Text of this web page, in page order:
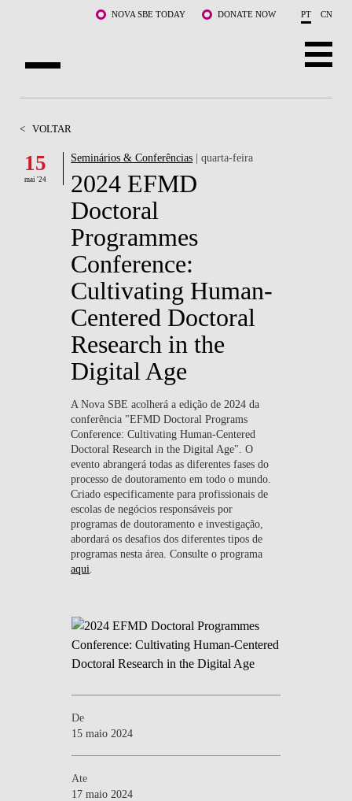
Saltar para o conteúdo principalNOVA SBE TODAY DONATE NOW PT CN
DOCENTES E INVESTIGAÇÃO
COMUNIDADE
LIFE AT NOVA SBE
WHAT'S HAPPENING
< VOLTAR
15
mai '24
Seminários & Conferências | quarta-feira
2024 EFMD
Doctoral
Programmes
Conference:
Cultivating Human-
Centered Doctoral
Research in the
Digital Age
A Nova SBE acolherá a edição de 2024 da
conferência "EFMD Doctoral Programs
Conference: Cultivating Human-Centered
Doctoral Research in the Digital Age". O
evento abrangerá todas as diferentes fases do
processo de doutoramento em todo o mundo.
Criado especificamente para profissionais de
escolas de negócios responsáveis ​​por
programas de doutoramento e investigação,
abordará os desafios dos diferentes tipos de
programas nesta área. Consulte o programa
aqui
De
15 maio 2024
Ate
17 maio 2024